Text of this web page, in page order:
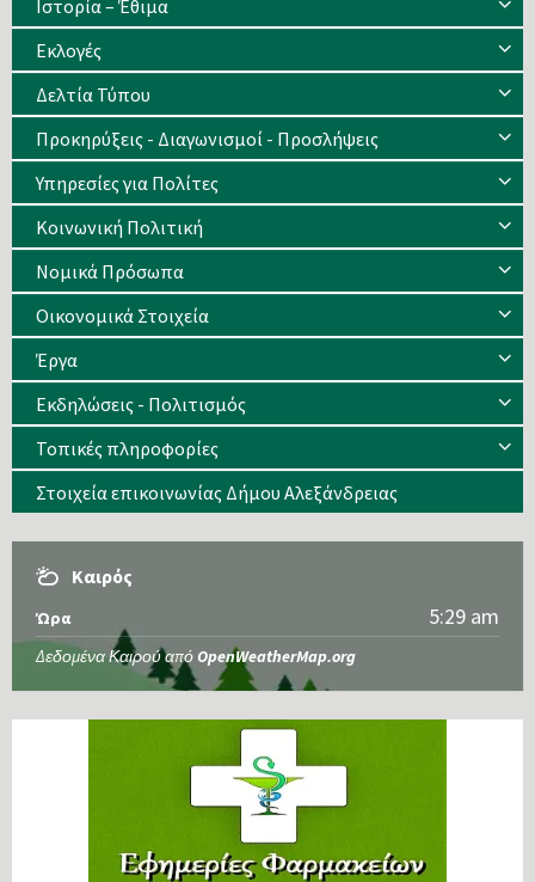
Ιστορία – Έθιμα
Eκλογές
Δελτία Τύπου
Προκηρύξεις - Διαγωνισμοί - Προσλήψεις
Υπηρεσίες για Πολίτες
Κοινωνική Πολιτική
Νομικά Πρόσωπα
Οικονομικά Στοιχεία
Έργα
Εκδηλώσεις - Πολιτισμός
Τοπικές πληροφορίες
Στοιχεία επικοινωνίας Δήμου Αλεξάνδρειας
Καιρός
Ώρα 5:29 am
Δεδομένα Καιρού από OpenWeatherMap.org